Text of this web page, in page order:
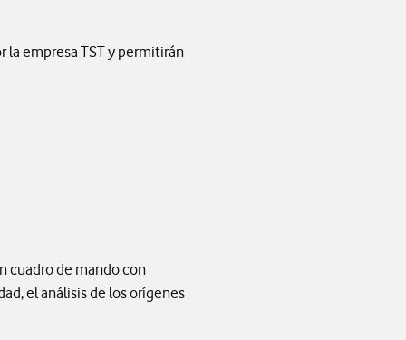
la empresa TST y permitirán
cuadro de mando con
el análisis de los orígenes